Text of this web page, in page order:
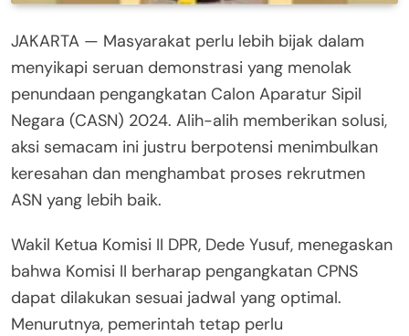
JAKARTA — Masyarakat perlu lebih bijak dalam
menyikapi seruan demonstrasi yang menolak
penundaan pengangkatan Calon Aparatur Sipil
Negara (CASN) 2024. Alih-alih memberikan solusi,
aksi semacam ini justru berpotensi menimbulkan
keresahan dan menghambat proses rekrutmen
ASN yang lebih baik.
Wakil Ketua Komisi II DPR, Dede Yusuf, menegaskan
bahwa Komisi II berharap pengangkatan CPNS
dapat dilakukan sesuai jadwal yang optimal.
Menurutnya, pemerintah tetap perlu